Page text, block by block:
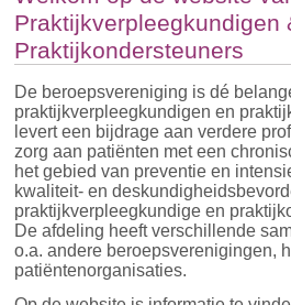
Praktijkverpleegkundigen
Praktijkondersteuners
De beroepsvereniging is dé
praktijkverpleegkundigen en
levert een bijdrage aan verdere
zorg aan patiënten met een
het gebied van preventie en
kwaliteit- en
praktijkverpleegkundige en
De afdeling heeft verschillende
o.a. andere beroepsverenigingen,
patiëntenorganisaties.